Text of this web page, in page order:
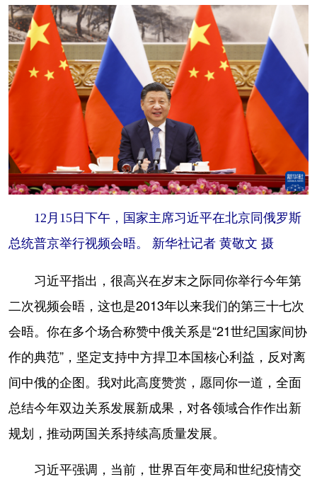
辽宁 吉林 上海 江苏
安徽 福建 江西
山东 湖北
广西 重庆
贵州 云南
陕西 甘肃 青海 宁夏
多语种频道
English Español Français عربى
Русский язык 日本語 한국어
12月15日下午，国家主席习近平在北京同俄罗斯
总统普京举行视频会晤。 新华社记者 黄敬文 摄
习近平指出，很高兴在岁末之际同你举行今年第
二次视频会晤，这也是2013年以来我们的第三十七次
会晤。你在多个场合称赞中俄关系是“21世纪国家间协
作的典范”，坚定支持中方捍卫本国核心利益，反对离
间中俄的企图。我对此高度赞赏，愿同你一道，全面
总结今年双边关系发展新成果，对各领域合作作出新
规划，推动两国关系持续高质量发展。
习近平强调，当前，世界百年变局和世纪疫情交